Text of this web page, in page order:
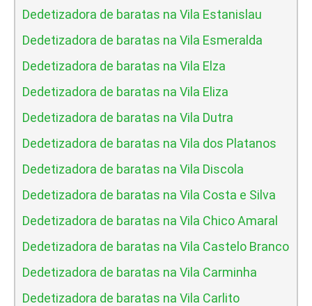
Dedetizadora de baratas na Vila Estanislau
Dedetizadora de baratas na Vila Esmeralda
Dedetizadora de baratas na Vila Elza
Dedetizadora de baratas na Vila Eliza
Dedetizadora de baratas na Vila Dutra
Dedetizadora de baratas na Vila dos Platanos
Dedetizadora de baratas na Vila Discola
Dedetizadora de baratas na Vila Costa e Silva
Dedetizadora de baratas na Vila Chico Amaral
Dedetizadora de baratas na Vila Castelo Branco
Dedetizadora de baratas na Vila Carminha
Dedetizadora de baratas na Vila Carlito